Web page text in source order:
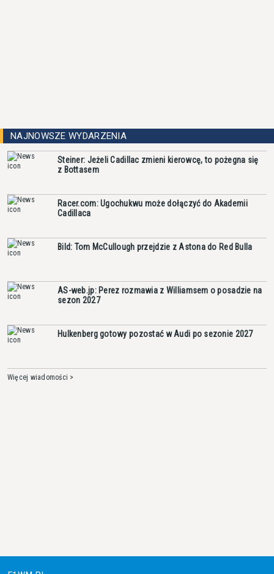
NAJNOWSZE WYDARZENIA
Steiner: Jeżeli Cadillac zmieni kierowcę, to pożegna się
z Bottasem
Racer.com: Ugochukwu może dołączyć do Akademii
Cadillaca
Bild: Tom McCullough przejdzie z Astona do Red Bulla
AS-web.jp: Perez rozmawia z Williamsem o posadzie na
sezon 2027
Hulkenberg gotowy pozostać w Audi po sezonie 2027
Więcej wiadomości >